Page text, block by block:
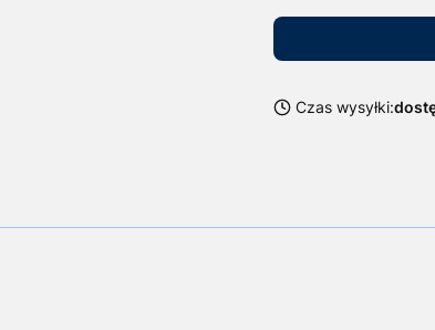
Czas wysyłki: